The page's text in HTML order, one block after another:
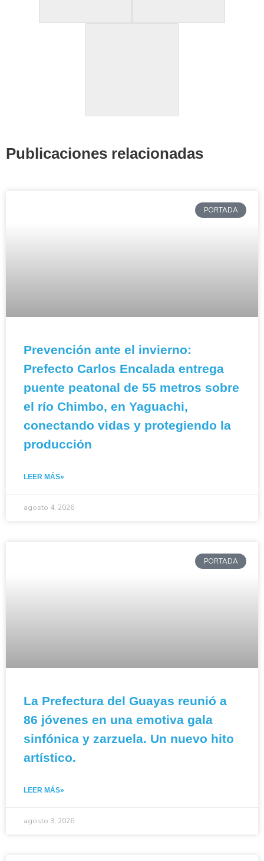
Publicaciones relacionadas
PORTADA
Prevención ante el invierno:
Prefecto Carlos Encalada entrega
puente peatonal de 55 metros sobre
el río Chimbo, en Yaguachi,
conectando vidas y protegiendo la
producción
LEER MÁS»
agosto 4, 2026
PORTADA
La Prefectura del Guayas reunió a
86 jóvenes en una emotiva gala
sinfónica y zarzuela. Un nuevo hito
artístico.
LEER MÁS»
agosto 3, 2026